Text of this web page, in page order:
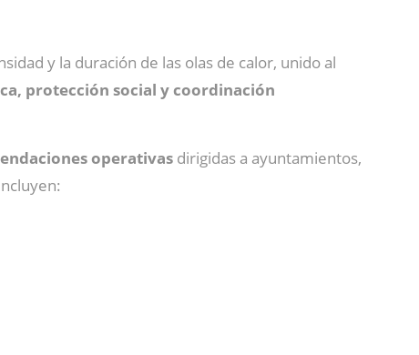
y la duración de las olas de calor, unido al
protección social y coordinación
operativas dirigidas a ayuntamientos,